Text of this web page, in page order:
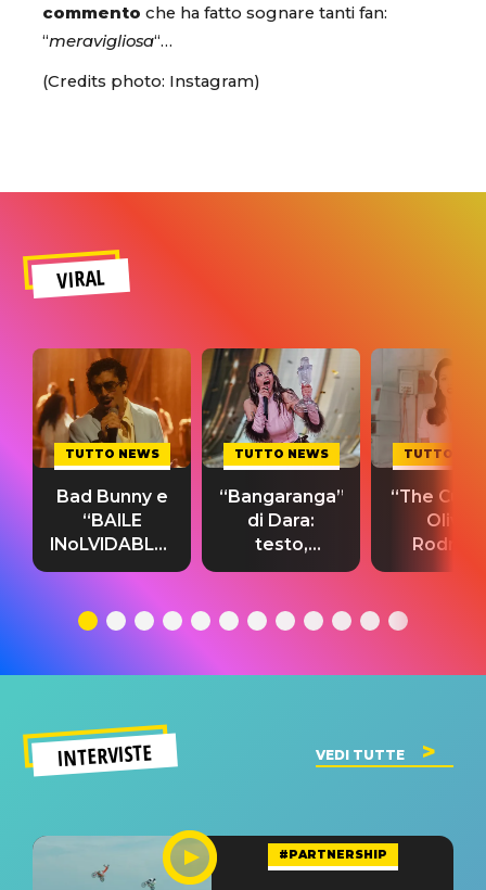
commento che ha fatto sognare tanti fan:
“meravigliosa“…
(Credits photo: Instagram)
VIRAL
TUTTO NEWS
Bad Bunny e
“BAILE
INoLVIDABLE”:
testo,
significato
TUTTO NEWS
“Bangaranga”
di Dara:
testo,
traduzione e
del singolo
TUTTO
“The
Olivia
testo,
INTERVISTE VEDI TUTTE
#PARTNERSHIP